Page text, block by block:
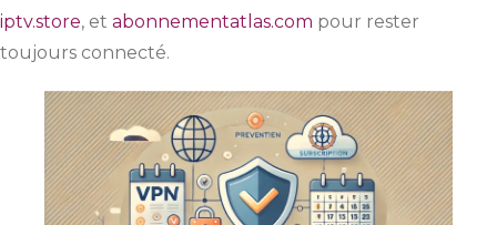
iptv.store, et abonnementatlas.com pour rester
toujours connecté.